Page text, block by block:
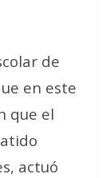
de
en este
que el
actuó